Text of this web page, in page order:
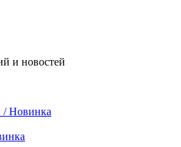
и новостей
/ Новинка